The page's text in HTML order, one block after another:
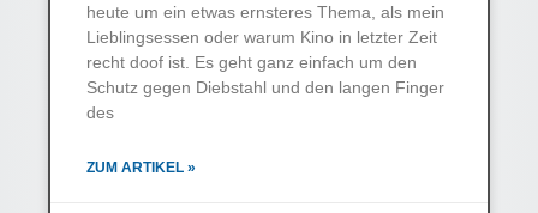
heute um ein etwas ernsteres Thema, als mein
Lieblingsessen oder warum Kino in letzter Zeit
recht doof ist. Es geht ganz einfach um den
Schutz gegen Diebstahl und den langen Finger
des
ZUM ARTIKEL »